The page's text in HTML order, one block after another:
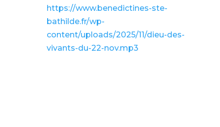
https://www.benedictines-ste-
bathilde.fr/wp-
content/uploads/2025/11/dieu-des-
vivants-du-22-nov.mp3